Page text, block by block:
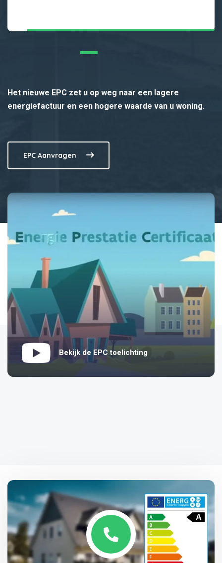
Het nieuwe EPC zet u op weg naar een lagere
energiefactuur en een hogere waarde van u woning.
EPC Aanvragen
Bekijk de EPC toelichting